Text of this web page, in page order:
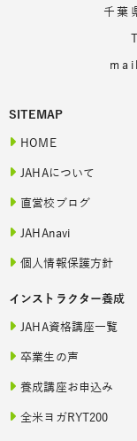
千葉
SITEMAP
HOME
JAHAについて
直営校ブログ
JAHAnavi
個人情報保護方針
インストラクター養成
JAHA資格講座一覧
卒業生の声
養成講座お申込み
全米ヨガRYT200